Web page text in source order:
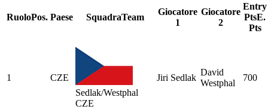
RuoloPos. Paese SquadraTeam
Giocatore
1
Giocatore
2
Entry
PtsE.
Pts
1
CZE
Sedlak/Westphal
CZE
Jiri Sedlak
David
Westphal
700